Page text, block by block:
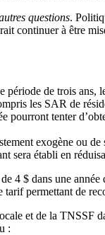
questions.
continuer à être
de trois
les SAR de
pourront tenter
exogène ou
sera établi en
4 $ dans une année
permettant de
et de la TNSSF
: